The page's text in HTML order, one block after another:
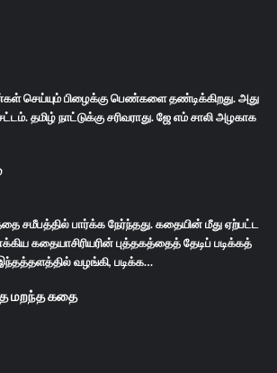
செய்யும் பிழைக்கு பெண்களை தண்டிக்கிறது. அது
தமிழ் நாட்டுக்கு சரிவராது. ஜே எம் சாலி அழகாக
சமீபத்தில் பார்க்க நேர்ந்தது. கதையின் மீது ஏற்பட்ட
கதையாசிரியரின் புத்தகத்தைத் தேடிப் படிக்கத்
வழங்கி, படிக்க…
மறந்த கதை